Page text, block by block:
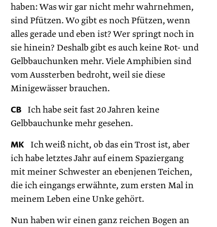
haben: Was wir gar nicht mehr wahrnehmen,
sind Pfützen. Wo gibt es noch Pfützen, wenn
alles gerade und eben ist? Wer springt noch in
sie hinein? Deshalb gibt es auch keine Rot- und
Gelbbauchunken mehr. Viele Amphibien sind
vom Aussterben bedroht, weil sie diese
Minigewässer brauchen.
CB Ich habe seit fast 20 Jahren keine
Gelbbauchunke mehr gesehen.
MK Ich weiß nicht, ob das ein Trost ist, aber
ich habe letztes Jahr auf einem Spaziergang
mit meiner Schwester an ebenjenen Teichen,
die ich eingangs erwähnte, zum ersten Mal in
meinem Leben eine Unke gehört.
Nun haben wir einen ganz reichen Bogen an